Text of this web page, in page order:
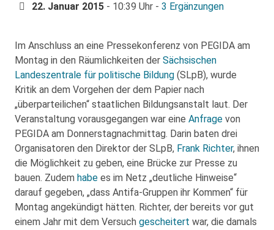
22. Januar 2015 - 10:39 Uhr - 3 Ergänzungen
Im Anschluss an eine Pressekonferenz von PEGIDA am
Montag in den Räumlichkeiten der Sächsischen
Landeszentrale für politische Bildung (SLpB), wurde
Kritik an dem Vorgehen der dem Papier nach
„überparteilichen“ staatlichen Bildungsanstalt laut. Der
Veranstaltung vorausgegangen war eine Anfrage von
PEGIDA am Donnerstagnachmittag. Darin baten drei
Organisatoren den Direktor der SLpB, Frank Richter, ihnen
die Möglichkeit zu geben, eine Brücke zur Presse zu
bauen. Zudem habe es im Netz „deutliche Hinweise“
darauf gegeben, „dass Antifa-Gruppen ihr Kommen“ für
Montag angekündigt hätten. Richter, der bereits vor gut
einem Jahr mit dem Versuch gescheitert war, die damals